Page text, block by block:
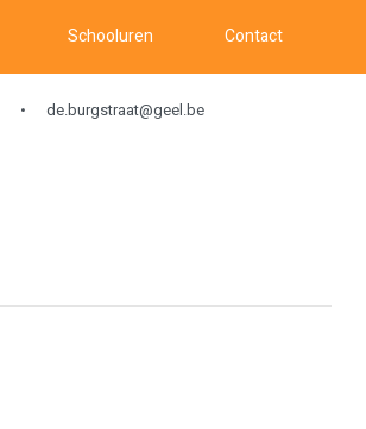
Schooluren Contact
de.burgstraat@geel.be